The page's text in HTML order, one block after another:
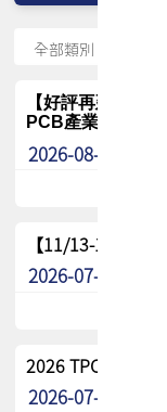
【好評再延長】
PCB產業專屬 AI
2026-08-04
【11/13-15】
2026-07-22
2026 TPCA中南
2026-07-08